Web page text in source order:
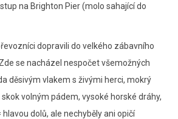
na Brighton Pier (molo sahající do
dopravili do velkého zábavního
se nacházel nespočet všemožných
děsivým vlakem s živými herci, mokrý
volným pádem, vysoké horské dráhy,
dolů, ale nechyběly ani opičí